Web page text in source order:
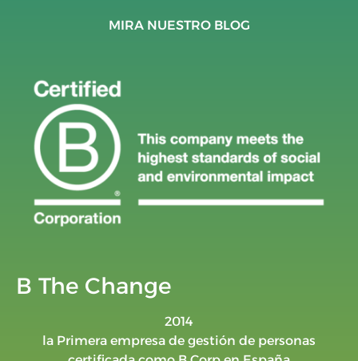
MIRA NUESTRO BLOG
B The Change
2014
la Primera empresa de gestión de personas